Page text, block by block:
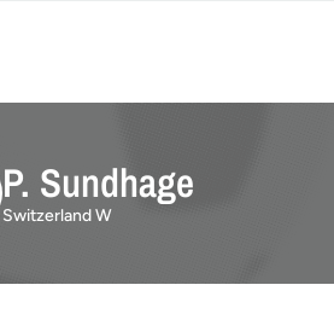
P. Sundhage
Switzerland W